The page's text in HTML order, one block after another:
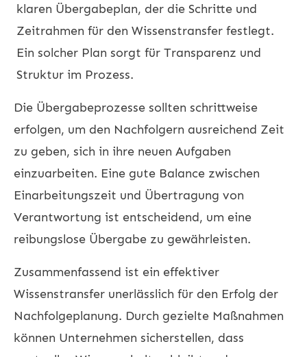
klaren Übergabeplan, der die Schritte und
Zeitrahmen für den Wissenstransfer festlegt.
Ein solcher Plan sorgt für Transparenz und
Struktur im Prozess.
Die Übergabeprozesse sollten schrittweise
erfolgen, um den Nachfolgern ausreichend Zeit
zu geben, sich in ihre neuen Aufgaben
einzuarbeiten. Eine gute Balance zwischen
Einarbeitungszeit und Übertragung von
Verantwortung ist entscheidend, um eine
reibungslose Übergabe zu gewährleisten.
Zusammenfassend ist ein effektiver
Wissenstransfer unerlässlich für den Erfolg der
Nachfolgeplanung. Durch gezielte Maßnahmen
können Unternehmen sicherstellen, dass